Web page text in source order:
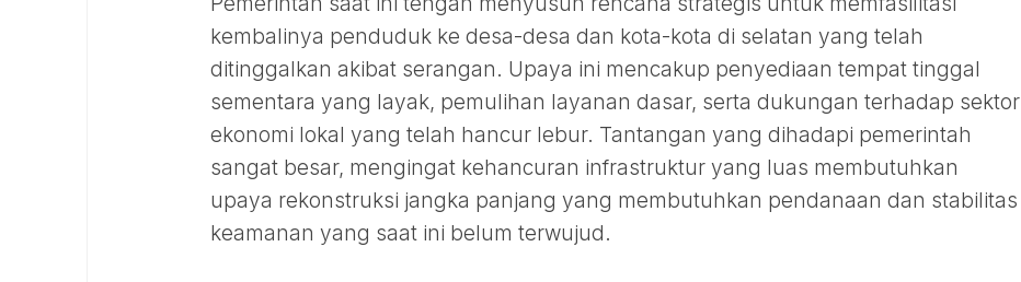
kembalinya penduduk ke desa-desa dan kota-kota di selatan yang telah
ditinggalkan akibat serangan. Upaya ini mencakup penyediaan tempat tinggal
sementara yang layak, pemulihan layanan dasar, serta dukungan terhadap sektor
ekonomi lokal yang telah hancur lebur. Tantangan yang dihadapi pemerintah
sangat besar, mengingat kehancuran infrastruktur yang luas membutuhkan
upaya rekonstruksi jangka panjang yang membutuhkan pendanaan dan stabilitas
keamanan yang saat ini belum terwujud.